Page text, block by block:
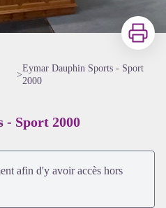
Imprimer
>
Eymar Dauphin Sports - Sport
2000
- Sport 2000
afin d'y avoir accès hors